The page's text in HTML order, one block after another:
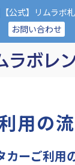
公式】リムラボ
お問い合わせ
用の
カーご利用